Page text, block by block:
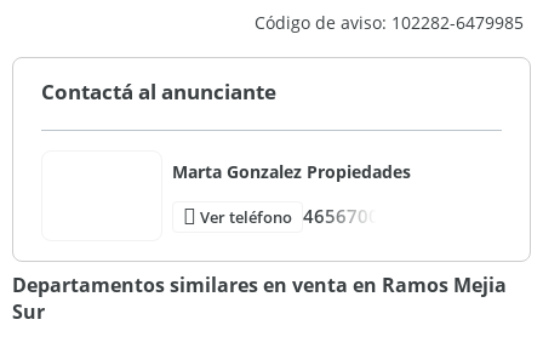
Código de aviso: 102282-6479985
Contactá al anunciante
Marta Gonzalez Propiedades
Ver teléfono 4656700
Departamentos similares en venta en Ramos Mejia
Sur